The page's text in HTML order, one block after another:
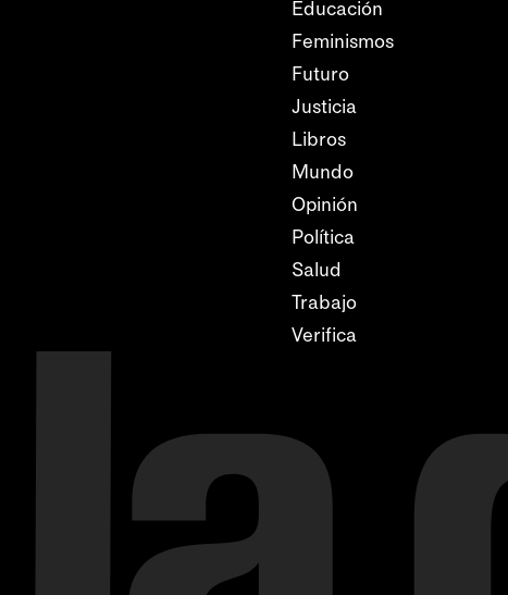
Educación
Feminismos
Futuro
Justicia
Libros
Mundo
Opinión
Política
Salud
Trabajo
Verifica